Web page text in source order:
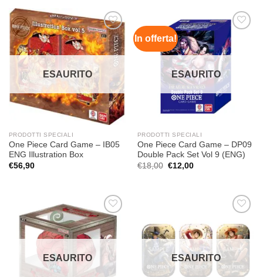
€60,00.
Aggiungi
alla lista
dei
desideri
ESAURITO
PRODOTTI SPECIALI
One Piece Card Game – IB05
ENG Illustration Box
€56,90
In offerta!
Aggiungi
alla lista
dei
desideri
ESAURITO
PRODOTTI SPECIALI
One Piece Card Game – DP09
Double Pack Set Vol 9 (ENG)
€18,00 Il
€12,00Il
Aggiungi
alla lista
dei
desideri
ESAURITO
alla lista
dei
desideri
ESAURITO